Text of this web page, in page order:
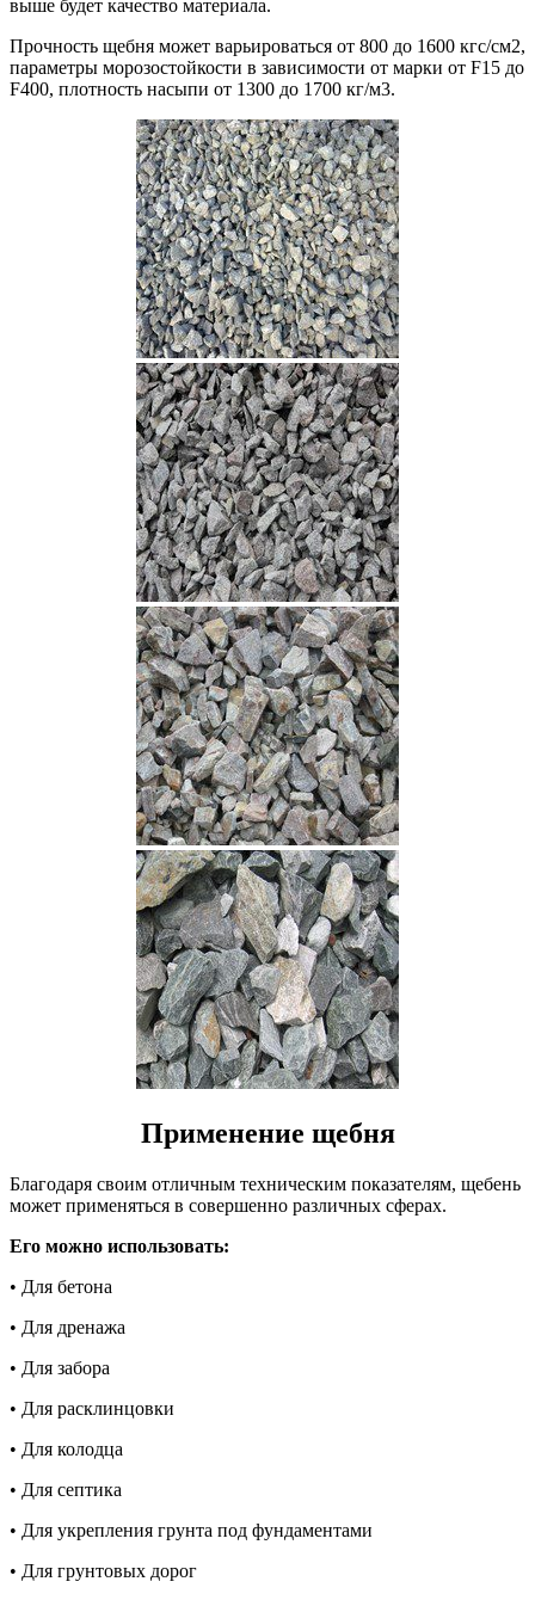
выше будет качество материала.
Прочность щебня может варьироваться от 800 до 1600 кгс/см2,
параметры морозостойкости в зависимости от марки от F15 до
F400, плотность насыпи от 1300 до 1700 кг/м3.
Применение щебня
Благодаря своим отличным техническим показателям, щебень
может применяться в совершенно различных сферах.
Его можно использовать:
• Для бетона
• Для дренажа
• Для забора
• Для расклинцовки
• Для колодца
• Для септика
• Для укрепления грунта под фундаментами
• Для грунтовых дорог